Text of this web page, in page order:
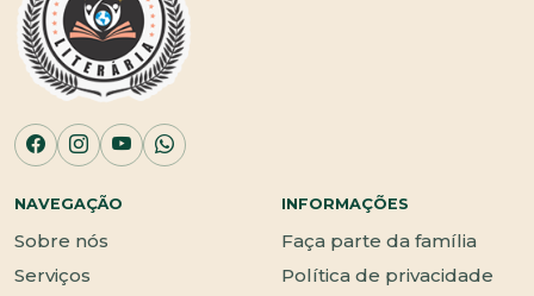
NAVEGAÇÃO
Sobre nós
Serviços
INFORMAÇÕES
Faça parte da família
Política de privacidade